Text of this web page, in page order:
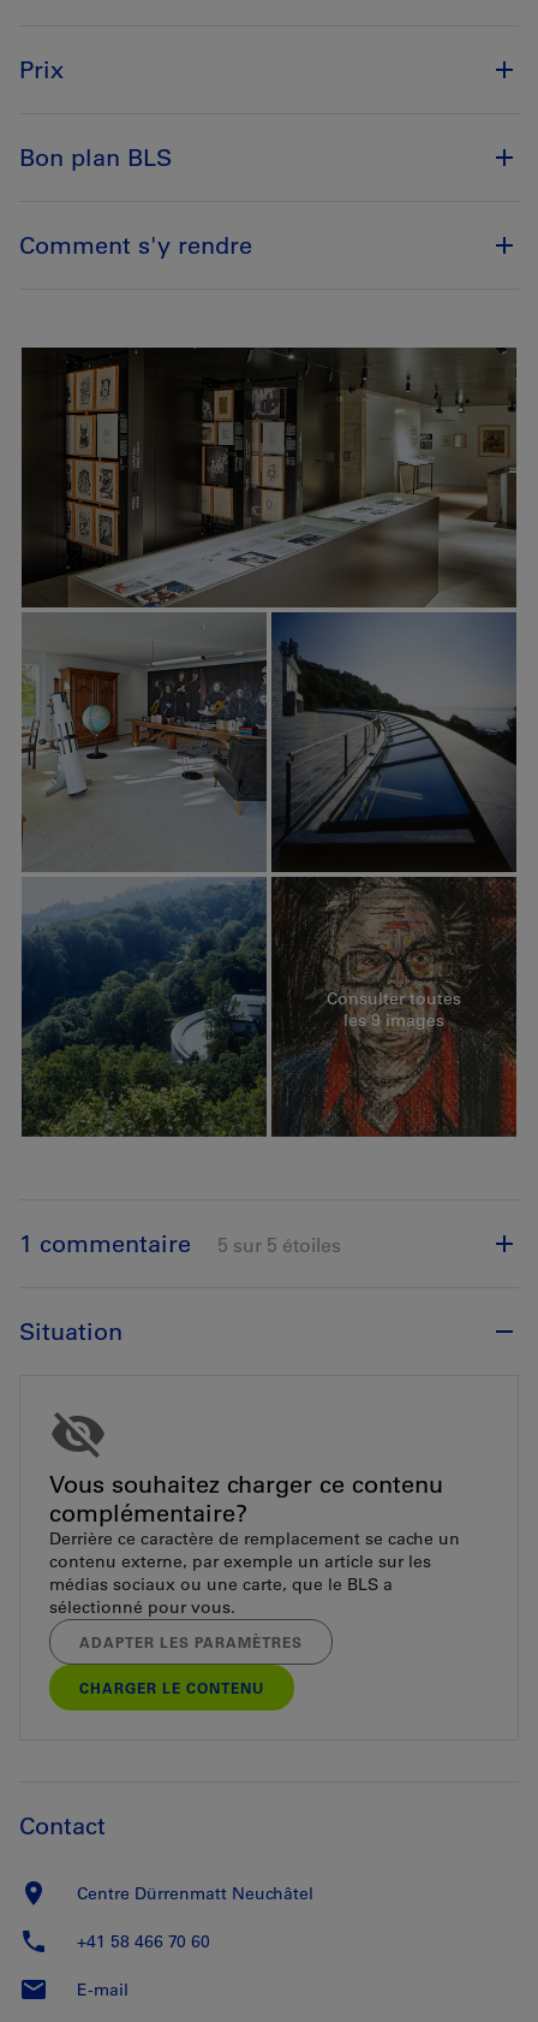
Prix
Bon plan BLS
Comment s'y rendre
Consulter toutes
les 9 images
1 commentaire 5 sur 5 étoiles
Situation
Vous souhaitez charger ce contenu
complémentaire?
Derrière ce caractère de remplacement se cache un
contenu externe, par exemple un article sur les
médias sociaux ou une carte, que le BLS a
sélectionné pour vous.
ADAPTER LES PARAMÈTRES
CHARGER LE CONTENU
Contact
Centre Dürrenmatt Neuchâtel
+41 58 466 70 60
E-mail